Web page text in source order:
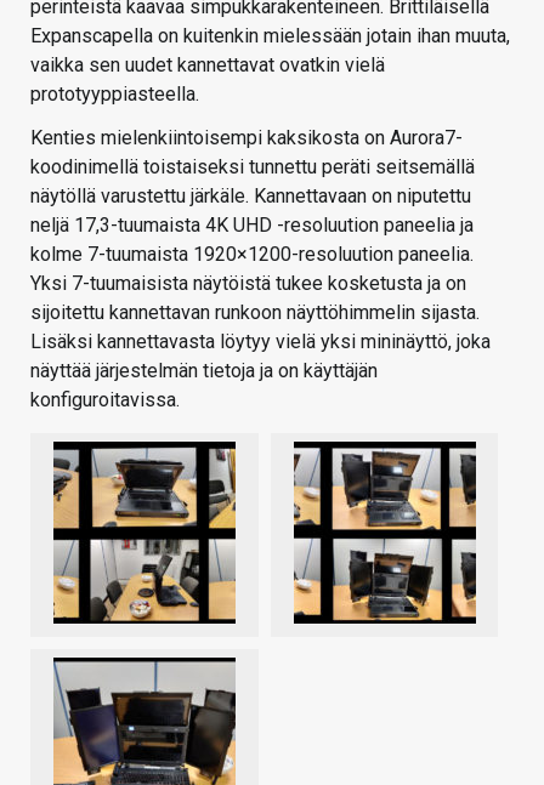
perinteistä kaavaa simpukkarakenteineen. Brittiläisellä
Expanscapella on kuitenkin mielessään jotain ihan muuta,
vaikka sen uudet kannettavat ovatkin vielä
prototyyppiasteella.
Kenties mielenkiintoisempi kaksikosta on Aurora7-
koodinimellä toistaiseksi tunnettu peräti seitsemällä
näytöllä varustettu järkäle. Kannettavaan on niputettu
neljä 17,3-tuumaista 4K UHD -resoluution paneelia ja
kolme 7-tuumaista 1920×1200-resoluution paneelia.
Yksi 7-tuumaisista näytöistä tukee kosketusta ja on
sijoitettu kannettavan runkoon näyttöhimmelin sijasta.
Lisäksi kannettavasta löytyy vielä yksi mininäyttö, joka
näyttää järjestelmän tietoja ja on käyttäjän
konfiguroitavissa.